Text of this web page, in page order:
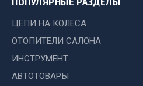
Запчасти ЯМЗ
Двигатель
Система питания
ЦЕПИ НА КОЛЕСА
ОТОПИТЕЛИ САЛОНА
ИНСТРУМЕНТ
АВТОТОВАРЫ